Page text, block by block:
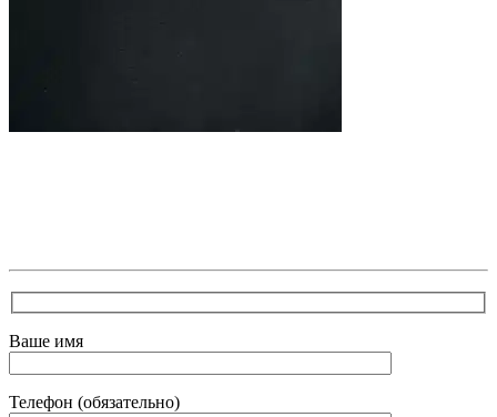
Ваше имя
Телефон (обязательно)